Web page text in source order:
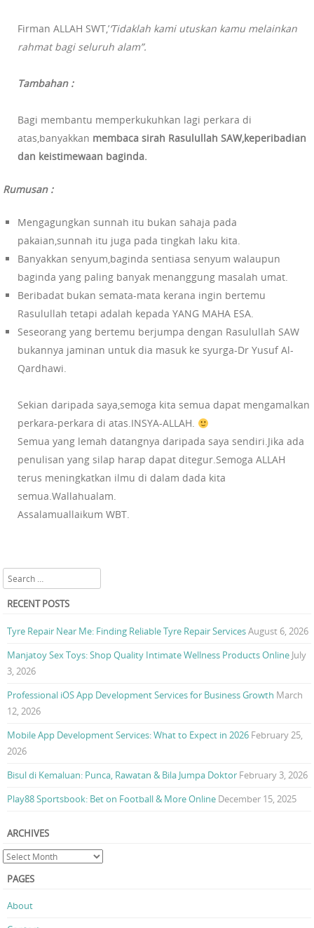
Firman ALLAH SWT,’‘Tidaklah kami utuskan kamu melainkan
rahmat bagi seluruh alam”.
Tambahan :
Bagi membantu memperkukuhkan lagi perkara di
atas,banyakkan membaca sirah Rasulullah SAW,keperibadian
dan keistimewaan baginda.
Rumusan :
Mengagungkan sunnah itu bukan sahaja pada
pakaian,sunnah itu juga pada tingkah laku kita.
Banyakkan senyum,baginda sentiasa senyum walaupun
baginda yang paling banyak menanggung masalah umat.
Beribadat bukan semata-mata kerana ingin bertemu
Rasulullah tetapi adalah kepada YANG MAHA ESA.
Seseorang yang bertemu berjumpa dengan Rasulullah SAW
bukannya jaminan untuk dia masuk ke syurga-Dr Yusuf Al-
Qardhawi.
Sekian daripada saya,semoga kita semua dapat mengamalkan
perkara-perkara di atas.INSYA-ALLAH.
Semua yang lemah datangnya daripada saya sendiri.Jika ada
penulisan yang silap harap dapat ditegur.Semoga ALLAH
terus meningkatkan ilmu di dalam dada kita
semua.Wallahualam.
Assalamuallaikum WBT.
Search
RECENT POSTS
Tyre Repair Near Me: Finding Reliable Tyre Repair ServicesAugust 6, 2026
Manjatoy Sex Toys: Shop Quality Intimate Wellness Products Online July
3, 2026
Professional iOS App Development Services for Business Growth March
12, 2026
Mobile App Development Services: What to Expect in 2026 February 25,
2026
Bisul di Kemaluan: Punca, Rawatan & Bila Jumpa Doktor February 3, 2026
Play88 Sportsbook: Bet on Football & More Online December 15, 2025
ARCHIVES
PAGES
About